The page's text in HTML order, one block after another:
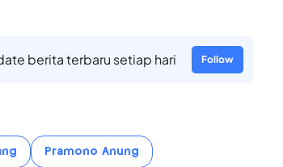
berita terbaru setiap hari Follow
Pramono Anung